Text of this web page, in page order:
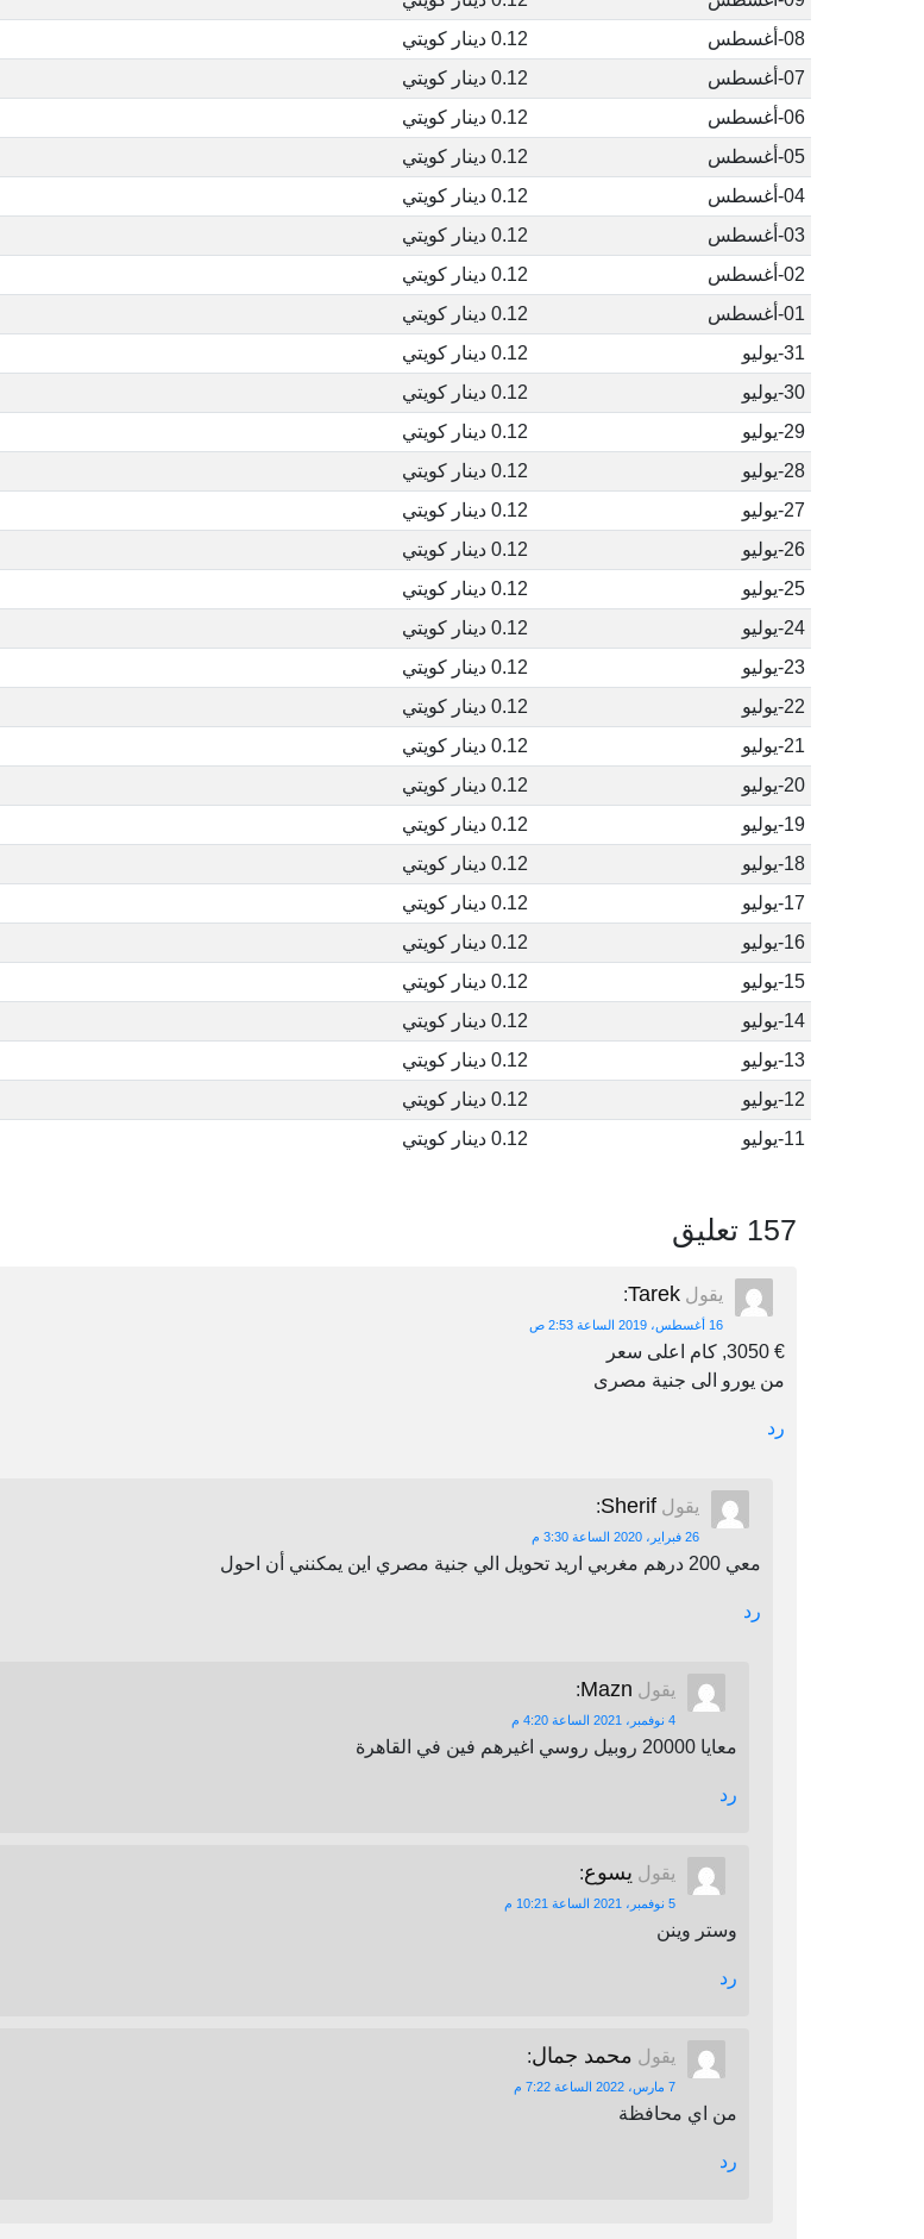
08-أغسطس
0.12 دينار كويتي
07-أغسطس
0.12 دينار كويتي
06-أغسطس
0.12 دينار كويتي
05-أغسطس
0.12 دينار كويتي
04-أغسطس
0.12 دينار كويتي
03-أغسطس
0.12 دينار كويتي
02-أغسطس
0.12 دينار كويتي
01-أغسطس
0.12 دينار كويتي
31-يوليو
0.12 دينار كويتي
30-يوليو
0.12 دينار كويتي
29-يوليو
0.12 دينار كويتي
28-يوليو
0.12 دينار كويتي
27-يوليو
0.12 دينار كويتي
26-يوليو
0.12 دينار كويتي
25-يوليو
0.12 دينار كويتي
24-يوليو
0.12 دينار كويتي
23-يوليو
0.12 دينار كويتي
22-يوليو
0.12 دينار كويتي
21-يوليو
0.12 دينار كويتي
20-يوليو
0.12 دينار كويتي
19-يوليو
0.12 دينار كويتي
18-يوليو
0.12 دينار كويتي
17-يوليو
0.12 دينار كويتي
16-يوليو
0.12 دينار كويتي
15-يوليو
0.12 دينار كويتي
14-يوليو
0.12 دينار كويتي
13-يوليو
0.12 دينار كويتي
12-يوليو
0.12 دينار كويتي
11-يوليو
0.12 دينار كويتي
157 تعليق
يقول Tarek
:
16 أغسطس، 2019 الساعة 2:53 ص
€ 3050, كام اعلى سعر
من يورو الى جنية مصرى
رد
يقول Sherif
:
26 فبراير، 2020 الساعة 3:30 م
معي 200 درهم مغربي اريد تحويل الي جنية مصري اين يمكنني أن احول
رد
يقول Mazn
:
4 نوفمبر، 2021 الساعة 4:20 م
معايا 20000 روبيل روسي اغيرهم فين في القاهرة
رد
يقول يسوع:
5 نوفمبر، 2021 الساعة 10:21 م
وستر وينن
رد
يقول محمد جمال:
7 مارس، 2022 الساعة 7:22 م
من اي محافظة
رد